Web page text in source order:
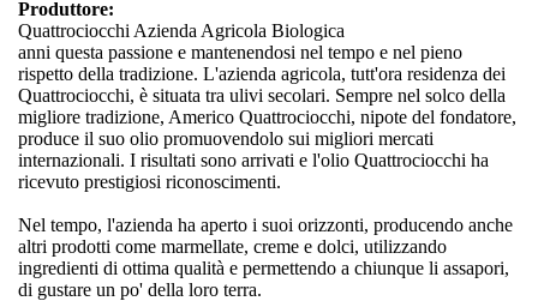
Produttore:
Quattrociocchi Azienda Agricola Biologica
anni questa passione e mantenendosi nel tempo e nel pieno
rispetto della tradizione. L'azienda agricola, tutt'ora residenza dei
Quattrociocchi, è situata tra ulivi secolari. Sempre nel solco della
migliore tradizione, Americo Quattrociocchi, nipote del fondatore,
produce il suo olio promuovendolo sui migliori mercati
internazionali. I risultati sono arrivati e l'olio Quattrociocchi ha
ricevuto prestigiosi riconoscimenti.
Nel tempo, l'azienda ha aperto i suoi orizzonti, producendo anche
altri prodotti come marmellate, creme e dolci, utilizzando
ingredienti di ottima qualità e permettendo a chiunque li assapori,
di gustare un po' della loro terra.